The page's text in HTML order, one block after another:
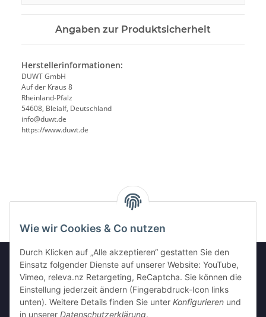
Wie wir Cookies & Co nutzen
Durch Klicken auf „Alle akzeptieren“ gestatten Sie den
Einsatz folgender Dienste auf unserer Website: YouTube,
Vimeo, releva.nz Retargeting, ReCaptcha. Sie können die
Einstellung jederzeit ändern (Fingerabdruck-Icon links
unten). Weitere Details finden Sie unter Konfigurieren und
in unserer Datenschutzerklärung.
Angaben zur Produktsicherheit
Herstellerinformationen:
DUWT GmbH
Auf der Kraus 8
Rheinland-Pfalz
54608, Bleialf, Deutschland
info@duwt.de
https://www.duwt.de
Informationen